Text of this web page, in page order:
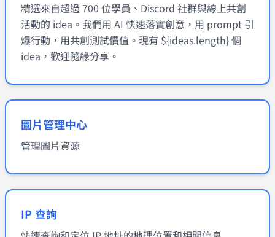
精選來自超過 700 位學員、Discord 社群與線上共創
活動的 idea。我們用 AI 快速落實創意，用 prompt 引
爆行動，用共創測試價值。現有 ${ideas.length} 個
idea，歡迎隨緣分享。
圖片管理中心
管理圖片資源
IP 查詢